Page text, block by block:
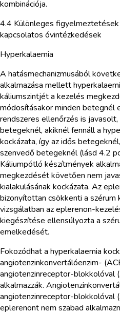
kombinációja.
4.4 Különleges figyelmeztetések
kapcsolatos óvintézkedések
Hyperkalaemia
A hatásmechanizmusából
alkalmazása mellett
káliumszintjét a kezelés
módosításakor minden betegnél
rendszeres ellenőrzés is
betegeknél, akiknél fennáll a
kockázata, így az idős
szenvedő betegeknél (lásd 4.2
Káliumpótló készítmények
megkezdését követően nem
kialakulásának kockázata. Az
bizonyítottan csökkenti a szérum
vizsgálatban az eplerenon-
kiegészítése ellensúlyozta a
emelkedését.
Fokozódhat a hyperkalaemia
angiotenzinkonvertálóenzim-
angiotenzinreceptor-blokkolóval
alkalmazzák.
angiotenzinreceptor-blokkolóval
eplerenont nem szabad